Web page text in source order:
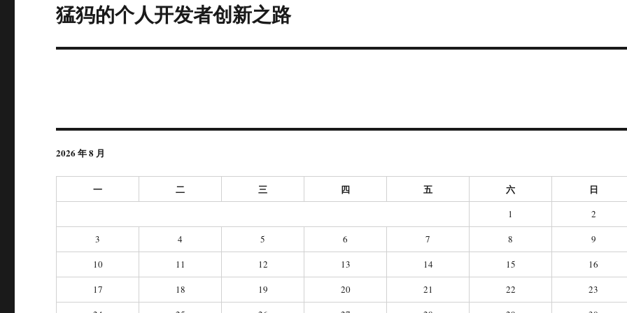
下
篇
文
猛犸的个人开发者创新之路
2026 年 8 月
一 二 三 四 五 六 日
1
2
3
4 5 6 7 8
9
10
11 12 13 14 15
16
17
18 19 20 21 22
23